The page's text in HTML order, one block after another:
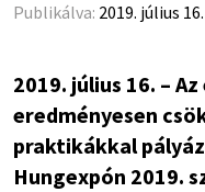
Publikálva: 2019. július
2019. július 16. –
eredményesen
praktikákkal
Hungexpón 2019.